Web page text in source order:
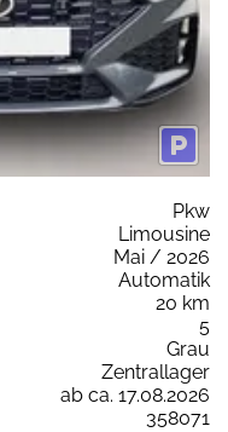
Pkw
Limousine
Mai / 2026
Automatik
20 km
5
Grau
Zentrallager
ab ca. 17.08.2026
358071